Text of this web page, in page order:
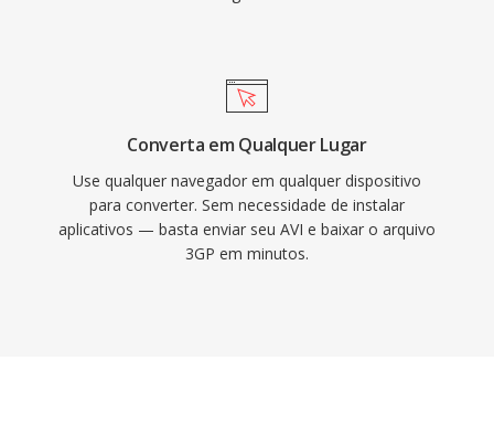
Converta em Qualquer Lugar
Use qualquer navegador em qualquer dispositivo
para converter. Sem necessidade de instalar
aplicativos — basta enviar seu AVI e baixar o arquivo
3GP em minutos.